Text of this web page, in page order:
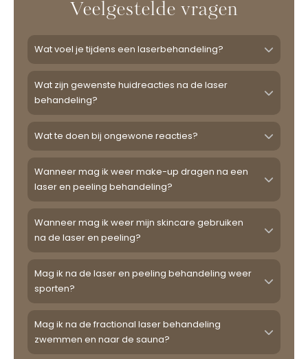
Veelgestelde vragen
Wat voel je tijdens een laserbehandeling?
Wat zijn gewenste huidreacties na de laser
behandeling?
Wat te doen bij ongewone reacties?
Wanneer mag ik weer make-up dragen na een
laser en peeling behandeling?
Wanneer mag ik weer mijn skincare gebruiken
na de laser en peeling?
Mag ik na de laser en peeling behandeling weer
sporten?
Mag ik na de fractional laser behandeling
zwemmen en naar de sauna?